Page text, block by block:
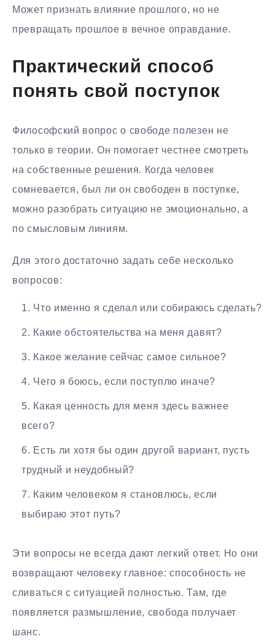
Может признать влияние прошлого, но не
превращать прошлое в вечное оправдание.
Практический способ
понять свой поступок
Философский вопрос о свободе полезен не
только в теории. Он помогает честнее смотреть
на собственные решения. Когда человек
сомневается, был ли он свободен в поступке,
можно разобрать ситуацию не эмоционально, а
по смысловым линиям.
Для этого достаточно задать себе несколько
вопросов:
Что именно я сделал или собираюсь сделать?
Какие обстоятельства на меня давят?
Какое желание сейчас самое сильное?
Чего я боюсь, если поступлю иначе?
Какая ценность для меня здесь важнее
всего?
Есть ли хотя бы один другой вариант, пусть
трудный и неудобный?
Каким человеком я становлюсь, если
выбираю этот путь?
Эти вопросы не всегда дают легкий ответ. Но они
возвращают человеку главное: способность не
сливаться с ситуацией полностью. Там, где
появляется размышление, свобода получает
шанс.